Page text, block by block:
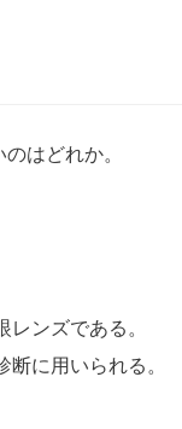
はどれか。
ンズである。
に用いられる。